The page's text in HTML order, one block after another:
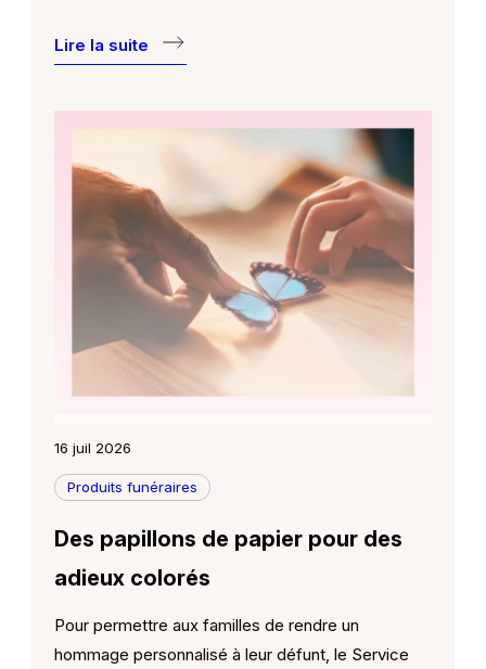
Lire la suite
16 juil 2026
Produits funéraires
Des papillons de papier pour des
adieux colorés
Pour permettre aux familles de rendre un
hommage personnalisé à leur défunt, le Service